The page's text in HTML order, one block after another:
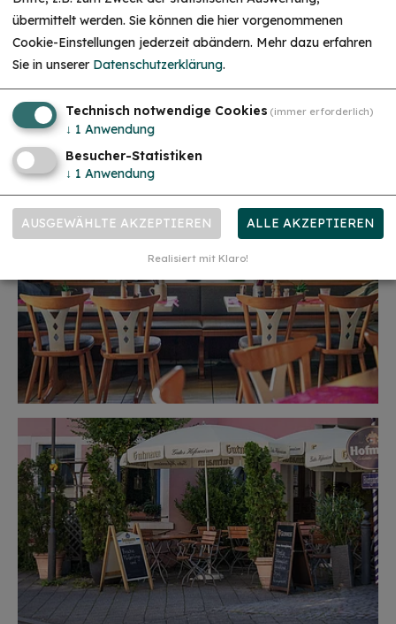
übermittelt werden. Sie können die hier vorgenommenen
Cookie-Einstellungen jederzeit abändern. Mehr dazu erfahren
Sie in unserer Datenschutzerklärung.
Technisch notwendige Cookies (immer erforderlich)
↓ 1 Anwendung
Besucher-Statistiken
↓ 1 Anwendung
AUSGEWÄHLTE AKZEPTIEREN ALLE AKZEPTIEREN
Realisiert mit Klaro!